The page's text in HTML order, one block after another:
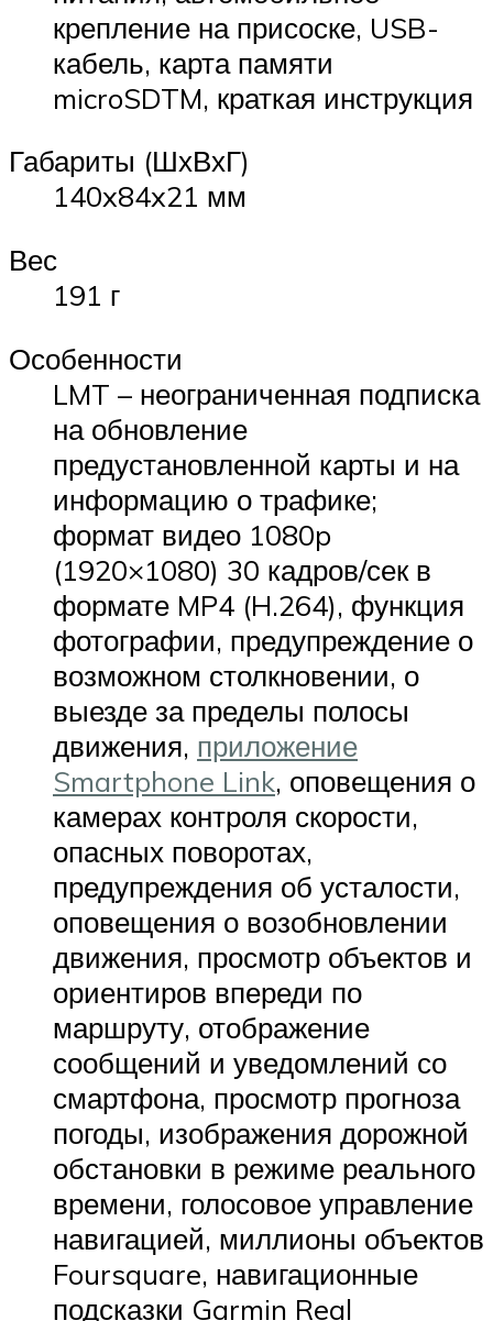
крепление на присоске, USB-
кабель, карта памяти
microSDTM, краткая инструкция
Габариты (ШхВхГ)
140x84x21 мм
Вес
191 г
Особенности
LMT – неограниченная подписка
на обновление
предустановленной карты и на
информацию о трафике;
формат видео 1080p
(1920×1080) 30 кадров/сек в
формате MP4 (H.264), функция
фотографии, предупреждение о
возможном столкновении, о
выезде за пределы полосы
движения, приложение
Smartphone Link, оповещения о
камерах контроля скорости,
опасных поворотах,
предупреждения об усталости,
оповещения о возобновлении
движения, просмотр объектов и
ориентиров впереди по
маршруту, отображение
сообщений и уведомлений со
смартфона, просмотр прогноза
погоды, изображения дорожной
обстановки в режиме реального
времени, голосовое управление
навигацией, миллионы объектов
Foursquare, навигационные
подсказки Garmin Real